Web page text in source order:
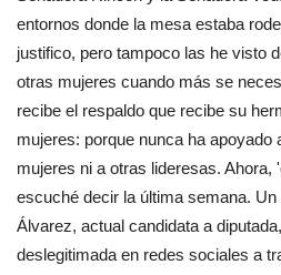
entornos donde la mesa estaba
justifico, pero tampoco las he visto
otras mujeres cuando más se
recibe el respaldo que recibe su
mujeres: porque nunca ha apoyado
mujeres ni a otras lideresas. Ahora,
escuché decir la última semana.
Álvarez, actual candidata a
deslegitimada en redes sociales a